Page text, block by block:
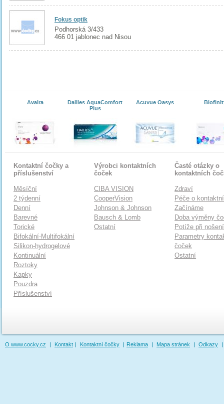
Fokus optik
Podhorská 3/433
466 01 jablonec nad Nisou
Avaira
Dailies AquaComfort
Plus
Acuvue Oasys
Kontaktní čočky a
příslušenství
Měsíční
2 týdenní
Denní
Barevné
Torické
Bifokální-Multifokální
Silikon-hydrogelové
Kontinuální
Roztoky
Kapky
Pouzdra
Příslušenství
Výrobci kontaktních
čoček
CIBA VISION
CooperVision
Johnson & Johnson
Bausch & Lomb
Ostatní
Časté otázky o
kontaktních
Zdraví
Péče o
Začínáme
Doba výměny
Potíže při
Parametry
čoček
Ostatní
O www.cocky.cz | Kontakt | Kontaktní čočky | Reklama | Mapa stránek | Odkazy |